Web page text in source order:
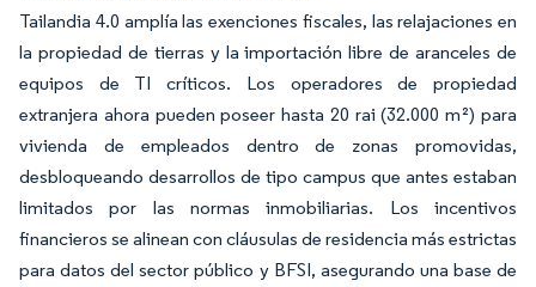
Tailandia 4.0 amplía las exenciones fiscales, las relajaciones en
la propiedad de tierras y la importación libre de aranceles de
equipos de TI críticos. Los operadores de propiedad
extranjera ahora pueden poseer hasta 20 rai (32.000 m²) para
vivienda de empleados dentro de zonas promovidas,
desbloqueando desarrollos de tipo campus que antes estaban
limitados por las normas inmobiliarias. Los incentivos
financieros se alinean con cláusulas de residencia más estrictas
para datos del sector público y BFSI, asegurando una base de